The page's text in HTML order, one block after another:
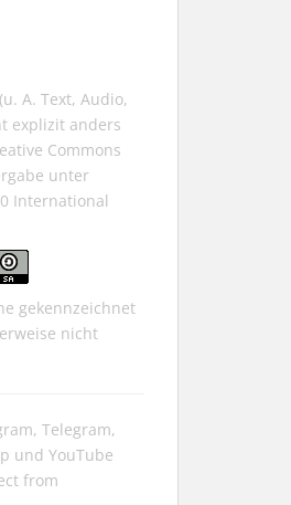
A. Text, Audio,
explizit anders
Commons
unter
International
gekennzeichnet
nicht
Telegram,
und YouTube
from